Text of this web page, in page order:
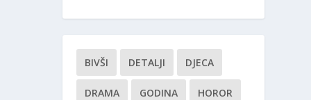
BIVŠI DETALJI DJECA
DRAMA GODINA HOROR